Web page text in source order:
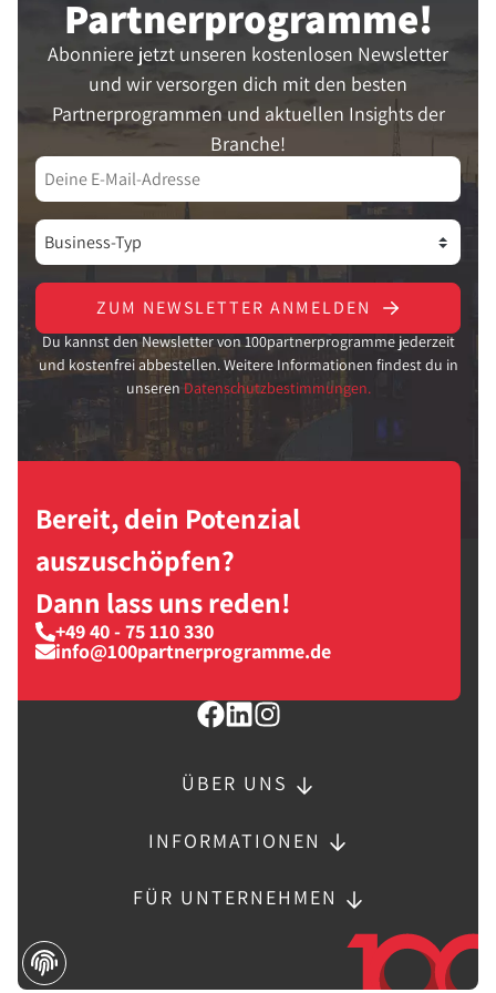
Partner­programme!
Abonniere jetzt unseren kostenlosen Newsletter
und wir versorgen dich mit den besten
Partnerprogrammen und aktuellen Insights der
Branche!
ZUM NEWSLETTER ANMELDEN
Du kannst den Newsletter von 100partnerprogramme jederzeit
und kostenfrei abbestellen. Weitere Informationen findest du in
unseren Datenschutzbestimmungen.
Bereit, dein Potenzial
auszuschöpfen?
Dann lass uns reden!
+49 40 - 75 110 330
info@100partnerprogramme.de
ÜBER UNS
INFORMATIONEN
FÜR UNTERNEHMEN